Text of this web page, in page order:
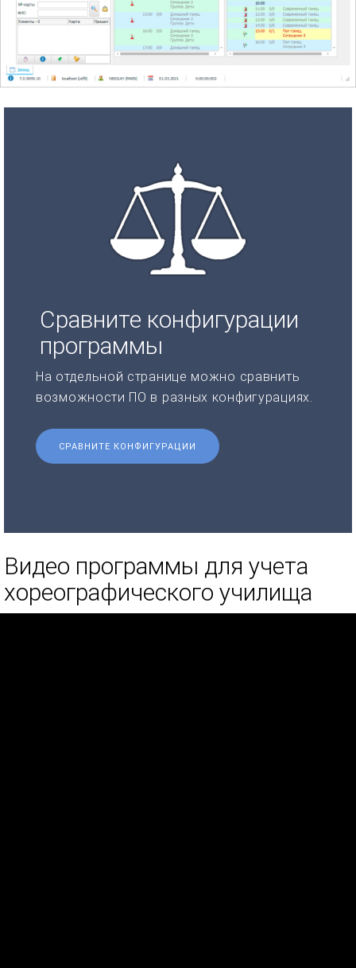
Сравните конфигурации
программы
На отдельной странице можно сравнить
возможности ПО в разных конфигурациях.
СРАВНИТЕ КОНФИГУРАЦИИ
Видео программы для учета
хореографического училища